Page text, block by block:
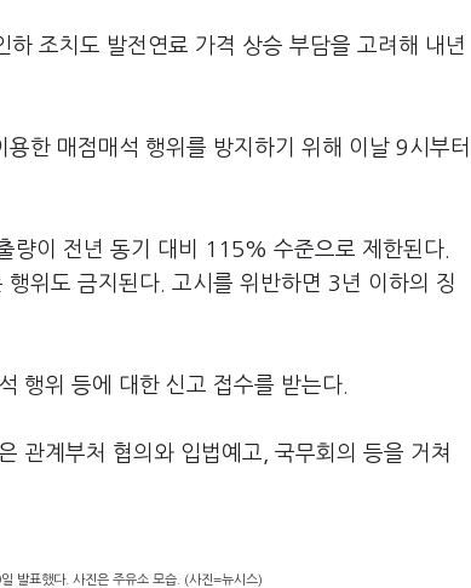
조치도 발전연료 가격 상승 부담을 고려해 내년
한 매점매석 행위를 방지하기 위해 이날 9시부터
량이 전년 동기 대비 115% 수준으로 제한된다.
위도 금지된다. 고시를 위반하면 3년 이하의 징
행위 등에 대한 신고 접수를 받는다.
관계부처 협의와 입법예고, 국무회의 등을 거쳐
발표했다. 사진은 주유소 모습. (사진=뉴시스)